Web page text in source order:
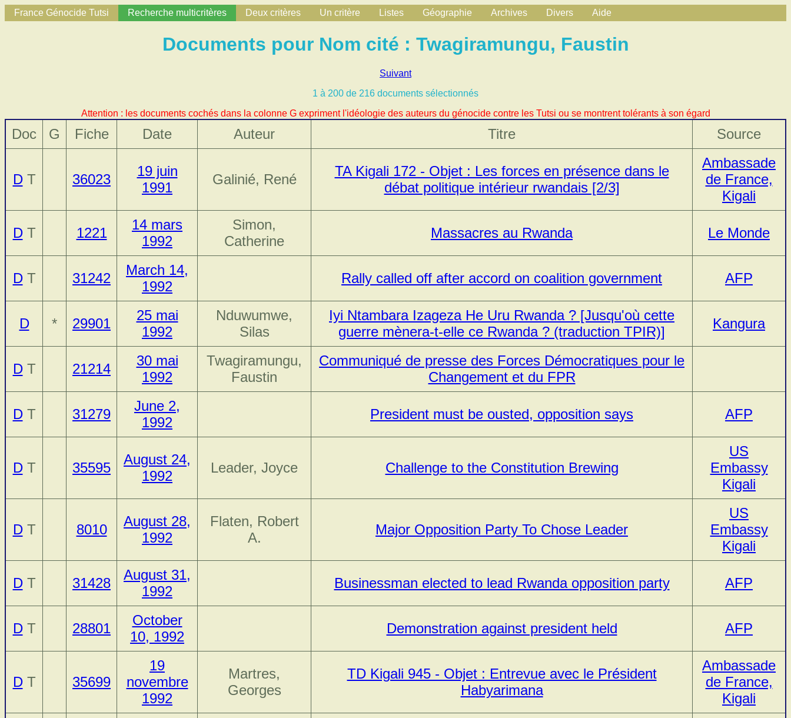
France Génocide Tutsi Recherche multicritères Deux critères Un critère Listes Géographie Archives Divers Aide
Documents pour Nom cité : Twagiramungu, Faustin
Suivant
1 à 200 de 216 documents sélectionnés
Attention : les documents cochés dans la colonne G expriment l'idéologie des auteurs du génocide contre les Tutsi ou se montrent tolérants à son égard
Doc G Fiche Date Auteur Titre Source
DT 36023
19 juin
1991
Galinié, René
TA Kigali 172 - Objet : Les forces en présence dans le
débat politique intérieur rwandais [2/3]
Ambassade
de France,
Kigali
DT 1221
14 mars
1992
Simon,
Catherine
Massacres au Rwanda Le Monde
DT 31242
March 14,
1992
Rally called off after accord on coalition government AFP
D * 29901
25 mai
1992
Nduwumwe,
Silas
Iyi Ntambara Izageza He Uru Rwanda ? [Jusqu'où cette
guerre mènera-t-elle ce Rwanda ? (traduction TPIR)]
Kangura
DT 21214
30 mai
1992
Twagiramungu,
Faustin
Communiqué de presse des Forces Démocratiques pour le
Changement et du FPR
DT 31279
June 2,
1992
President must be ousted, opposition says AFP
DT 35595
August 24,
1992
Leader, Joyce Challenge to the Constitution Brewing
US
Embassy
Kigali
DT 8010
August 28,
1992
Flaten, Robert
A.
Major Opposition Party To Chose Leader
US
Embassy
Kigali
DT 31428
August 31,
1992
Businessman elected to lead Rwanda opposition party AFP
DT 28801
October
10, 1992
Demonstration against president held AFP
DT 35699
19
novembre
1992
Martres,
Georges
TD Kigali 945 - Objet : Entrevue avec le Président
Habyarimana
Ambassade
de France,
Kigali